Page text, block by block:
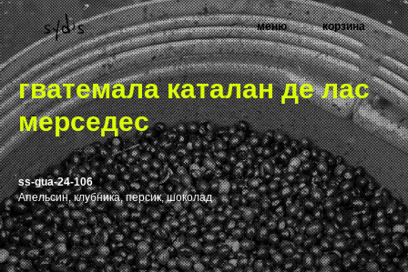
меню корзина
гватемала каталан де лас
мерседес
ss-gua-24-106
Апельсин, клубника, персик, шоколад